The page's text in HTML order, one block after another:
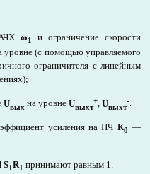
АЧХω1
и ограничение скорости
уровне (с помощью управляемого
ограничителя с линейным
Uвых на уровне Uвыхт
+, Uвыхт
-.
усиления на НЧ К0 —
S1R1 принимают равным 1.